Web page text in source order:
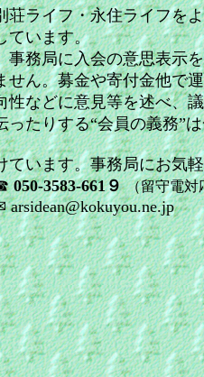
荘ライフ・永住ライフを
ています。
事務局に入会の意思表示
せん。募金や寄付金他で
性などに意見等を述べ、
ったりする“会員の義務”
ます。事務局にお気軽
050-3583-661９ （留守電対